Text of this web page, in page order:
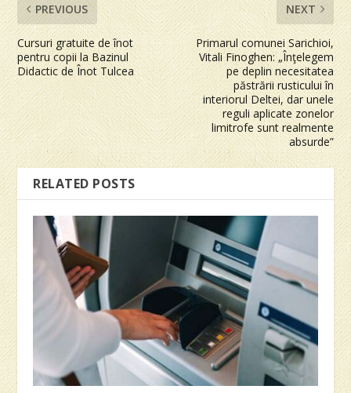
PREVIOUS
Cursuri gratuite de înot
pentru copii la Bazinul
Didactic de Înot Tulcea
NEXT
Primarul comunei Sarichioi,
Vitali Finoghen: „Înţelegem
pe deplin necesitatea
păstrării rusticului în
interiorul Deltei, dar unele
reguli aplicate zonelor
limitrofe sunt realmente
absurde”
RELATED POSTS